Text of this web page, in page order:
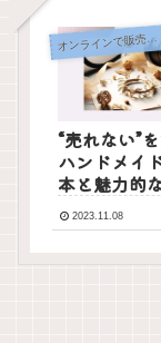
オ
ンラインで販売する
“売れない”
ハンドメイ
本と魅力的
2023.11.08